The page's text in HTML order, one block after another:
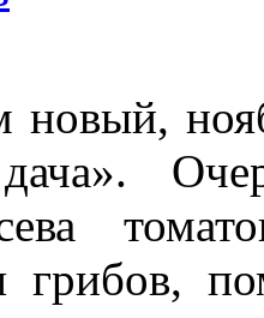
новый,
дача».
грибов,